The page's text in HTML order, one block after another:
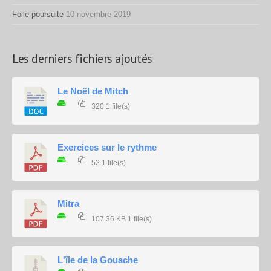
Folle poursuite 10 novembre 2019
Les derniers fichiers ajoutés
Le Noël de Mitch
320 1 file(s)
Exercices sur le rythme
52 1 file(s)
Mitra
107.36 KB 1 file(s)
L'île de la Gouache